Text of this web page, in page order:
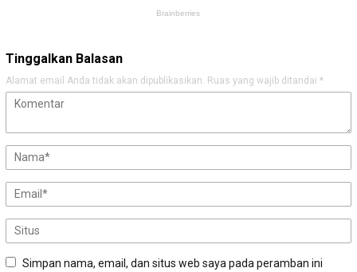
Tinggalkan Balasan
Alamat email Anda tidak akan dipublikasikan. Ruas yang wajib ditandai *
Simpan nama, email, dan situs web saya pada peramban ini